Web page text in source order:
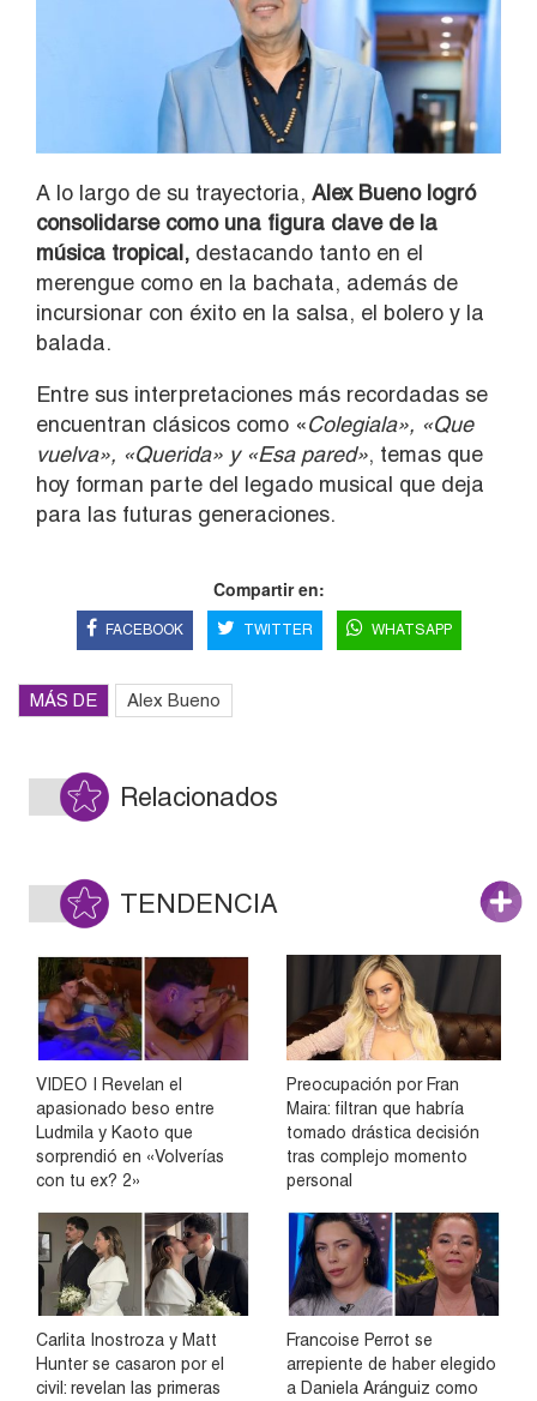
A lo largo de su trayectoria, Alex Bueno logró
consolidarse como una figura clave de la
música tropical, destacando tanto en el
merengue como en la bachata, además de
incursionar con éxito en la salsa, el bolero y la
balada.
Entre sus interpretaciones más recordadas se
encuentran clásicos como «Colegiala», «Que
vuelva», «Querida» y «Esa pared», temas que
hoy forman parte del legado musical que deja
para las futuras generaciones.
Compartir en:
FACEBOOK TWITTER WHATSAPP
MÁS DE Alex Bueno
Relacionados
TENDENCIA
VIDEO | Revelan el
apasionado beso entre
Ludmila y Kaoto que
sorprendió en «Volverías
con tu ex? 2»
Preocupación por Fran
Maira: filtran que habría
tomado drástica decisión
tras complejo momento
personal
Carlita Inostroza y Matt
Hunter se casaron por el
civil: revelan las primeras
Francoise Perrot se
arrepiente de haber elegido
a Daniela Aránguiz como